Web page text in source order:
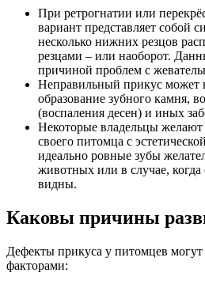
При ретрогнатии или
вариант представляет собой
несколько нижних резцов
резцами – или наоборот.
причиной проблем с
Неправильный прикус может
образование зубного камня,
(воспаления десен) и иных
Некоторые владельцы желают
своего питомца с
идеально ровные зубы
животных или в случае,
видны.
Каковы причины
Дефекты прикуса у питомцев
факторами: